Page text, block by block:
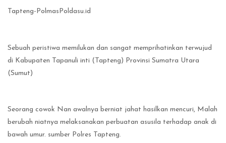
Tapteng-PolmasPoldasu.id
Sebuah peristiwa memilukan dan sangat memprihatinkan terwujud
di Kabupaten Tapanuli inti (Tapteng) Provinsi Sumatra Utara
(Sumut)
Seorang cowok Nan awalnya berniat jahat hasilkan mencuri, Malah
berubah niatnya melaksanakan perbuatan asusila terhadap anak di
bawah umur. sumber Polres Tapteng.